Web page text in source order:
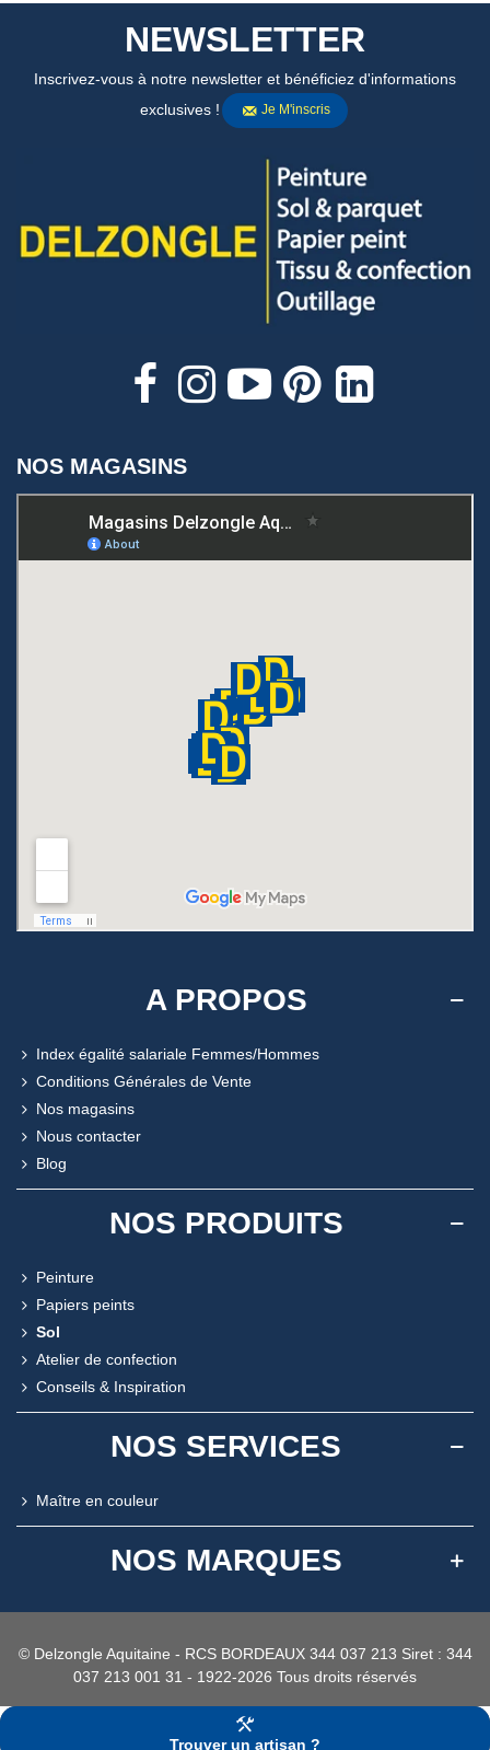
NEWSLETTER
Inscrivez-vous à notre newsletter et bénéficiez d'informations
exclusives !
Je M'inscris
NOS MAGASINS
A PROPOS
Index égalité salariale Femmes/Hommes
Conditions Générales de Vente
Nos magasins
Nous contacter
Blog
NOS PRODUITS
Peinture
Papiers peints
Sol
Atelier de confection
Conseils & Inspiration
NOS SERVICES
Maître en couleur
NOS MARQUES
© Delzongle Aquitaine - RCS BORDEAUX 344 037 213 Siret : 344
037 213 001 31 - 1922-2026 Tous droits réservés
Trouver un artisan ?